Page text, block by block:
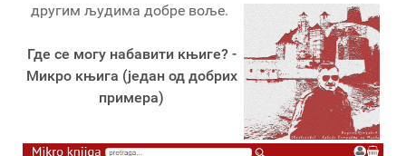
другим људима добре воље.
Где се могу набавити књиге? -
Микро књига (један од добрих
примера)